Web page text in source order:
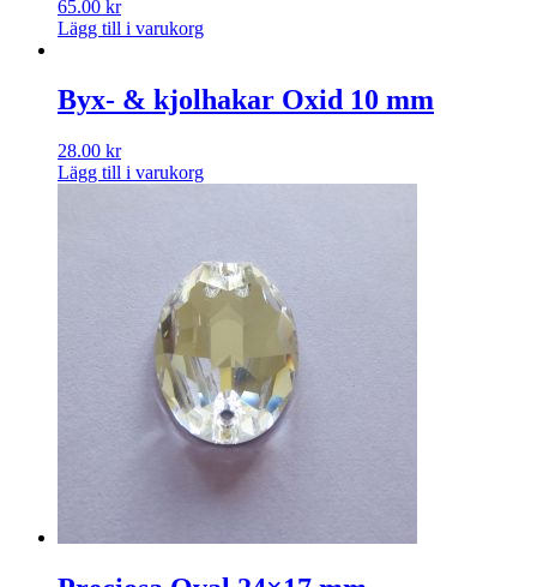
65.00 kr
Lägg till i varukorg
Byx- & kjolhakar Oxid 10 mm
28.00 kr
Lägg till i varukorg